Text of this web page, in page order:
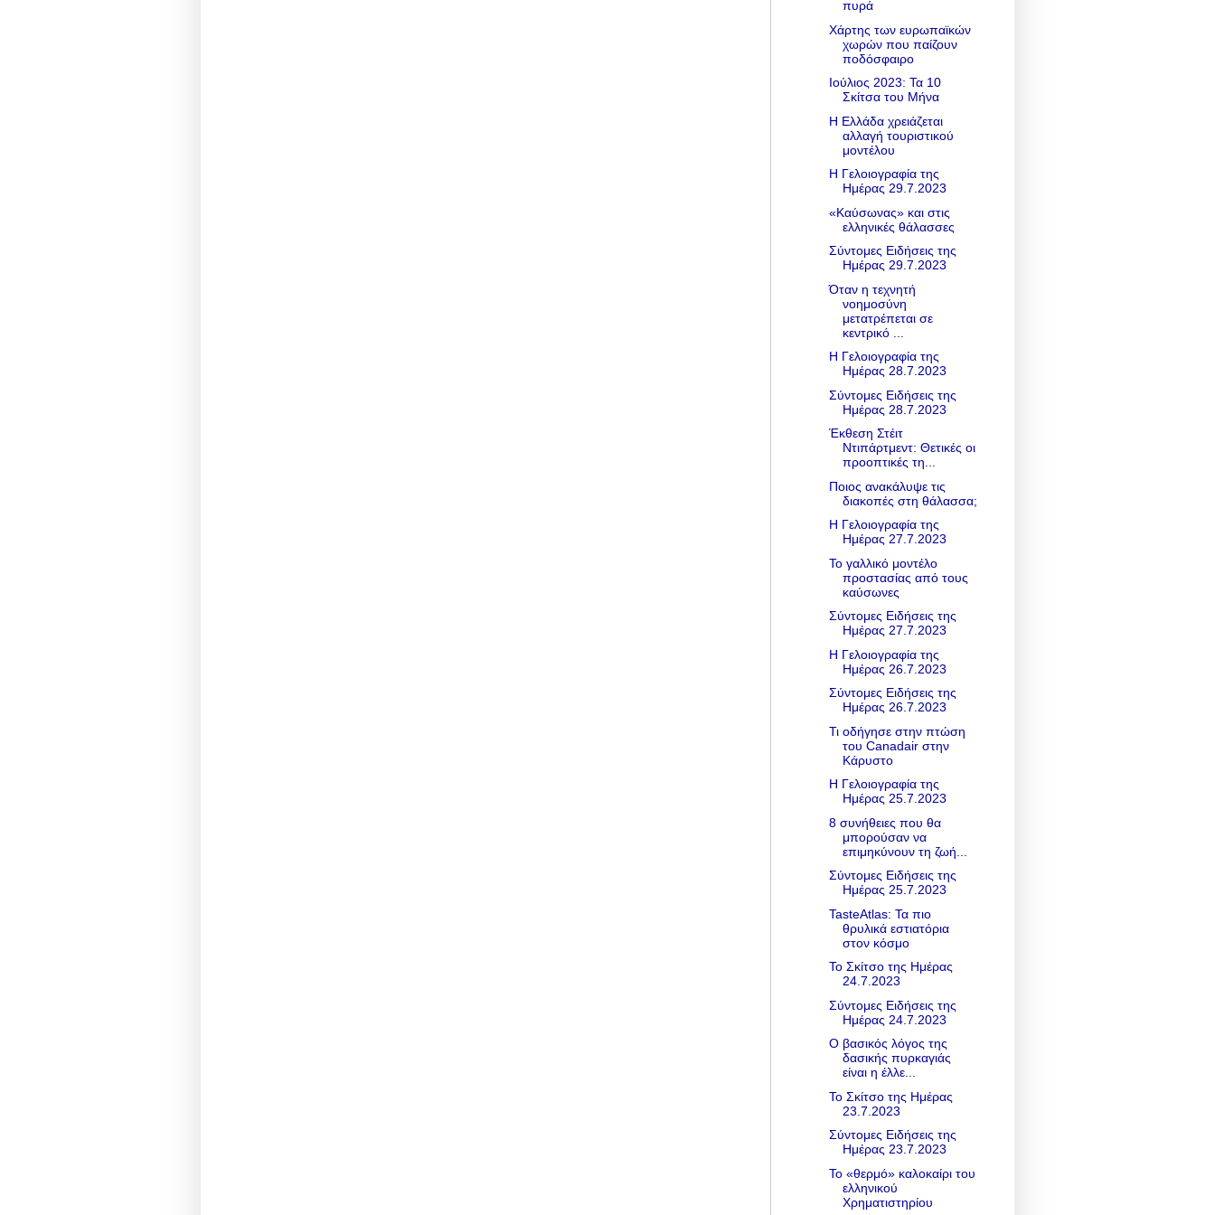
πυρά
Χάρτης των ευρωπαϊκών
χωρών που παίζουν
ποδόσφαιρο
Ιούλιος 2023: Τα 10
Σκίτσα του Μήνα
Η Ελλάδα χρειάζεται
αλλαγή τουριστικού
μοντέλου
Η Γελοιογραφία της
Ημέρας 29.7.2023
«Καύσωνας» και στις
ελληνικές θάλασσες
Σύντομες Ειδήσεις της
Ημέρας 29.7.2023
Όταν η τεχνητή
νοημοσύνη
μετατρέπεται σε
κεντρικό ...
Η Γελοιογραφία της
Ημέρας 28.7.2023
Σύντομες Ειδήσεις της
Ημέρας 28.7.2023
Έκθεση Στέιτ
Ντιπάρτμεντ: Θετικές οι
προοπτικές τη...
Ποιος ανακάλυψε τις
διακοπές στη θάλασσα;
Η Γελοιογραφία της
Ημέρας 27.7.2023
Το γαλλικό μοντέλο
προστασίας από τους
καύσωνες
Σύντομες Ειδήσεις της
Ημέρας 27.7.2023
Η Γελοιογραφία της
Ημέρας 26.7.2023
Σύντομες Ειδήσεις της
Ημέρας 26.7.2023
Τι οδήγησε στην πτώση
του Canadair στην
Κάρυστο
Η Γελοιογραφία της
Ημέρας 25.7.2023
8 συνήθειες που θα
μπορούσαν να
επιμηκύνουν τη ζωή...
Σύντομες Ειδήσεις της
Ημέρας 25.7.2023
TasteAtlas: Τα πιο
θρυλικά εστιατόρια
στον κόσμο
Το Σκίτσο της Ημέρας
24.7.2023
Σύντομες Ειδήσεις της
Ημέρας 24.7.2023
Ο βασικός λόγος της
δασικής πυρκαγιάς
είναι η έλλε...
Το Σκίτσο της Ημέρας
23.7.2023
Σύντομες Ειδήσεις της
Ημέρας 23.7.2023
Το «θερμό» καλοκαίρι του
ελληνικού
Χρηματιστηρίου